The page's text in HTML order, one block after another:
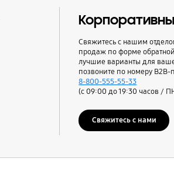
Свяжитесь с нашим
продаж по форме
лучшие варианты для
позвоните по номеру
8-800-555-55-33
(с 09:00 до 19:30 часов /
Свяжитесь с нами